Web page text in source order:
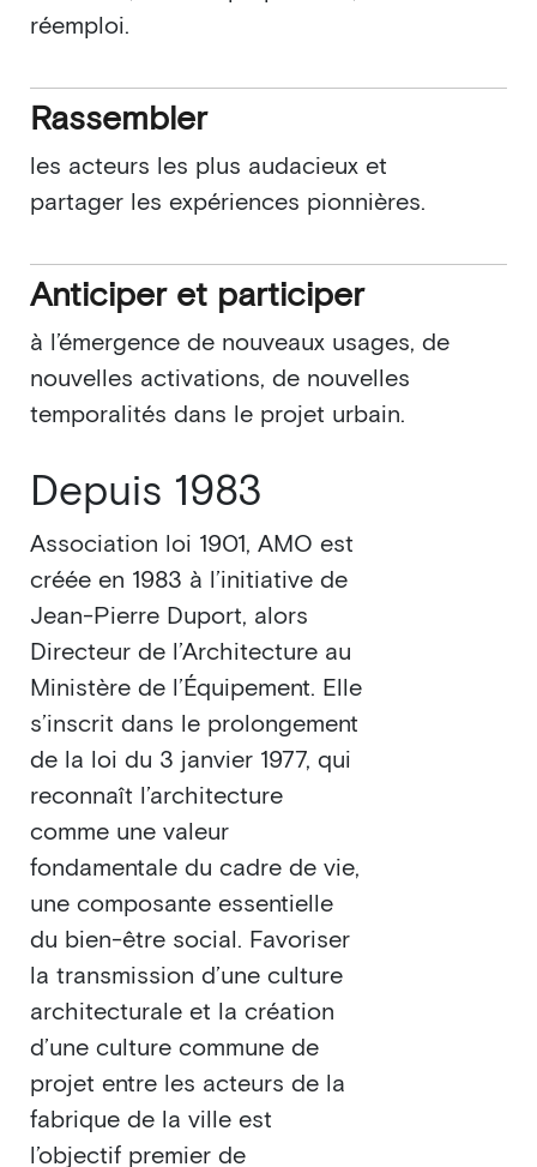
réemploi.
Rassembler
les acteurs les plus audacieux et
partager les expériences pionnières.
Anticiper et participer
à l’émergence de nouveaux usages, de
nouvelles activations, de nouvelles
temporalités dans le projet urbain.
Depuis 1983
Association loi 1901, AMO est
créée en 1983 à l’initiative de
Jean-Pierre Duport, alors
Directeur de l’Architecture au
Ministère de l’Équipement. Elle
s’inscrit dans le prolongement
de la loi du 3 janvier 1977, qui
reconnaît l’architecture
comme une valeur
fondamentale du cadre de vie,
une composante essentielle
du bien-être social. Favoriser
la transmission d’une culture
architecturale et la création
d’une culture commune de
projet entre les acteurs de la
fabrique de la ville est
l’objectif premier de